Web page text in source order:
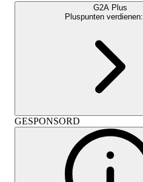
G2A Plus
Pluspunten verdienen:
GESPONSORD